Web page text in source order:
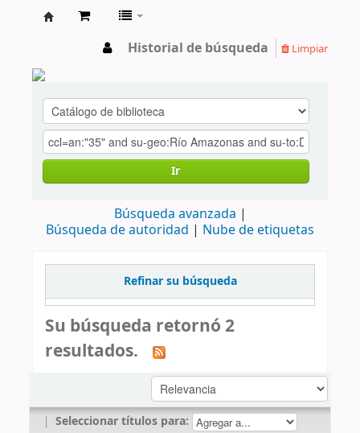
Historial de búsqueda Limpiar
Ir
Búsqueda avanzada
Búsqueda de autoridad
Nube de etiquetas
Refinar su búsqueda
Su búsqueda retornó 2
resultados.
| Seleccionar títulos para: